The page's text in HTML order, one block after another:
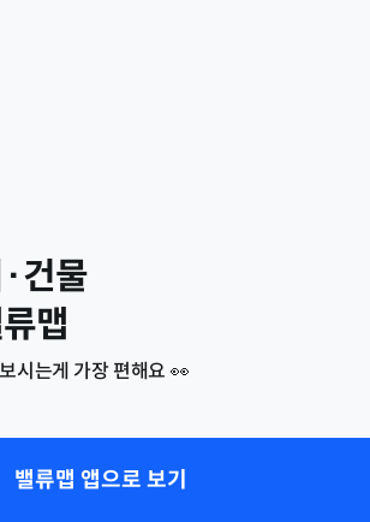
건물
맵
시는게 가장 편해요 👀
밸류맵 앱으로 보기